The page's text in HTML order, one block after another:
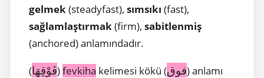
gelmek(steadyfast), sımsıkı (fast),
sağlamlaştırmak(firm), sabitlenmiş
(anchored) anlamındadır.
(فَوْقِهَا)fevkiha kelimesi kökü (فوق) anlamı